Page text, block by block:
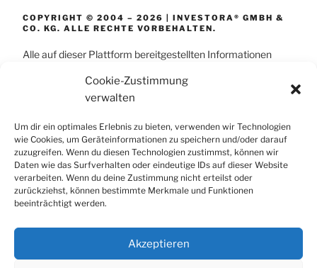
Cookie-Zustimmung
verwalten
Um dir ein optimales Erlebnis zu bieten, verwenden wir Technologien
wie Cookies, um Geräteinformationen zu speichern und/oder darauf
zuzugreifen. Wenn du diesen Technologien zustimmst, können wir
Daten wie das Surfverhalten oder eindeutige IDs auf dieser Website
verarbeiten. Wenn du deine Zustimmung nicht erteilst oder
zurückziehst, können bestimmte Merkmale und Funktionen
beeinträchtigt werden.
Akzeptieren
COPYRIGHT © 2004 – 2026 | INVESTORA® GMBH &
CO. KG. ALLE RECHTE VORBEHALTEN.
Alle auf dieser Plattform bereitgestellten Informationen
zusammengestellt. Dennoch wird jegliche Haftung für die
Richtigkeit, Aktualität und Vollständigkeit der Inhalte
ausgeschlossen. Die dargestellten Inhalte und
Prozessschritte dienen ausschließlich der allgemeinen
Information; sie stellen ausdrücklich keine Rechts-, Steuer-
oder Unternehmensberatung dar und können eine
individuelle, fachspezifische Beratung im Einzelfall nicht
ersetzen.